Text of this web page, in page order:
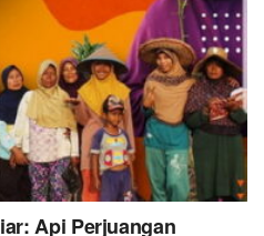
Api Perjuangan